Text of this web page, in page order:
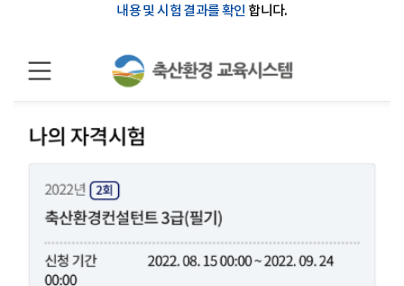
내용 및 시험 결과를 확인 합니다.